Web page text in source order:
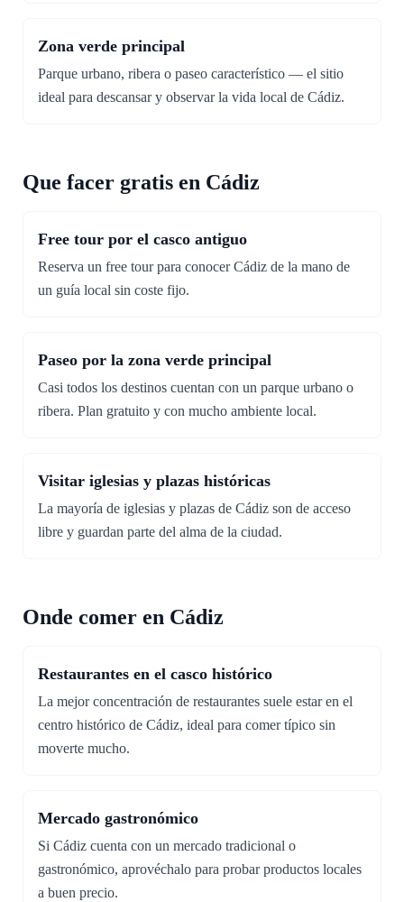
Zona verde principal
Parque urbano, ribera o paseo característico — el sitio
ideal para descansar y observar la vida local de Cádiz.
Que facer gratis en Cádiz
Free tour por el casco antiguo
Reserva un free tour para conocer Cádiz de la mano de
un guía local sin coste fijo.
Paseo por la zona verde principal
Casi todos los destinos cuentan con un parque urbano o
ribera. Plan gratuito y con mucho ambiente local.
Visitar iglesias y plazas históricas
La mayoría de iglesias y plazas de Cádiz son de acceso
libre y guardan parte del alma de la ciudad.
Onde comer en Cádiz
Restaurantes en el casco histórico
La mejor concentración de restaurantes suele estar en el
centro histórico de Cádiz, ideal para comer típico sin
moverte mucho.
Mercado gastronómico
Si Cádiz cuenta con un mercado tradicional o
gastronómico, aprovéchalo para probar productos locales
a buen precio.